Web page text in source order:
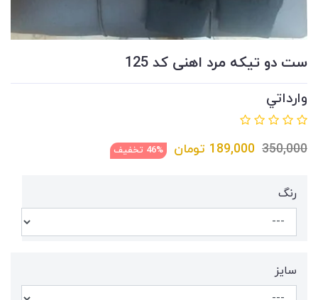
ست دو تیکه مرد اهنی کد 125
وارداتي
350,000
189,000 تومان 46% تخفیف
رنگ
سایز